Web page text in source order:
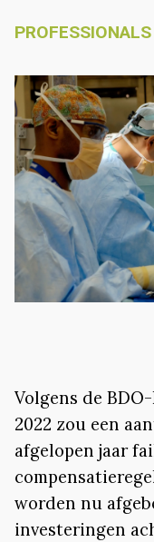
PROFESSIONALS
Volgens de
2022 zou een
afgelopen jaar
worden nu
investeringen